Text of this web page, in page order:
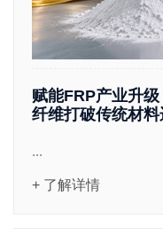
赋能FRP产业升
纤维打破传统材料
...
+ 了解详情